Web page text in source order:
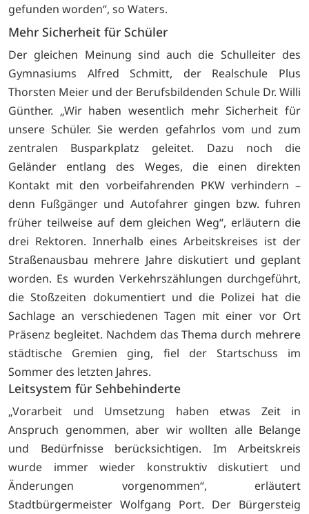
gefunden worden“, so Waters.
Mehr Sicherheit für Schüler
Der gleichen Meinung sind auch die Schulleiter des
Gymnasiums Alfred Schmitt, der Realschule Plus
Thorsten Meier und der Berufsbildenden Schule Dr. Willi
Günther. „Wir haben wesentlich mehr Sicherheit für
unsere Schüler. Sie werden gefahrlos vom und zum
zentralen Busparkplatz geleitet. Dazu noch die
Geländer entlang des Weges, die einen direkten
Kontakt mit den vorbeifahrenden PKW verhindern –
denn Fußgänger und Autofahrer gingen bzw. fuhren
früher teilweise auf dem gleichen Weg“, erläutern die
drei Rektoren. Innerhalb eines Arbeitskreises ist der
Straßenausbau mehrere Jahre diskutiert und geplant
worden. Es wurden Verkehrszählungen durchgeführt,
die Stoßzeiten dokumentiert und die Polizei hat die
Sachlage an verschiedenen Tagen mit einer vor Ort
Präsenz begleitet. Nachdem das Thema durch mehrere
städtische Gremien ging, fiel der Startschuss im
Sommer des letzten Jahres.
Leitsystem für Sehbehinderte
„Vorarbeit und Umsetzung haben etwas Zeit in
Anspruch genommen, aber wir wollten alle Belange
und Bedürfnisse berücksichtigen. Im Arbeitskreis
wurde immer wieder konstruktiv diskutiert und
Änderungen vorgenommen“, erläutert
Stadtbürgermeister Wolfgang Port. Der Bürgersteig